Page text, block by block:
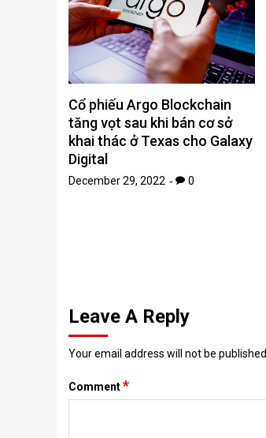
Cổ phiếu Argo Blockchain
tăng vọt sau khi bán cơ sở
khai thác ở Texas cho Galaxy
Digital
December 29, 2022 0
Leave A Reply
Your email address will not be published.
Comment*